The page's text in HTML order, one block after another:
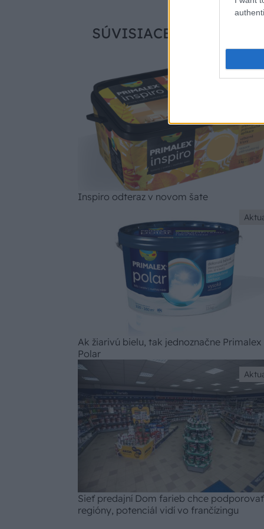
SÚVISIACE
Inspiro odteraz v novom šate
Ak žiarivú bielu, tak jednoznačne Primalex
Polar
Sieť predajní Dom farieb chce podporovať
regióny, potenciál vidí vo frančízingu